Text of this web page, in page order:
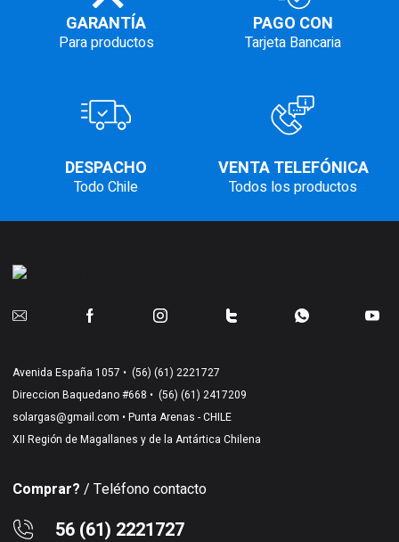
GARANTÍA
Para productos
PAGO CON
Tarjeta Bancaria
DESPACHO
Todo Chile
VENTA TELEFÓNICA
Todos los productos
Avenida España 1057 • (56) (61) 2221727
Direccion Baquedano #668 • (56) (61) 2417209
solargas@gmail.com • Punta Arenas - CHILE
XII Región de Magallanes y de la Antártica Chilena
Comprar? / Teléfono contacto
56 (61) 2221727